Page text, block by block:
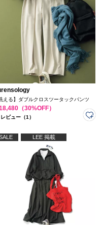
える】ダブルクロスツータックパンツ
（30%OFF）
レビュー（1）
LEE 掲載